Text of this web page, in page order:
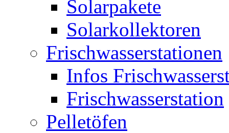
Solarpakete
Solarkollektoren
Frischwasserstationen
Infos
Frischwasserstation
Pelletöfen